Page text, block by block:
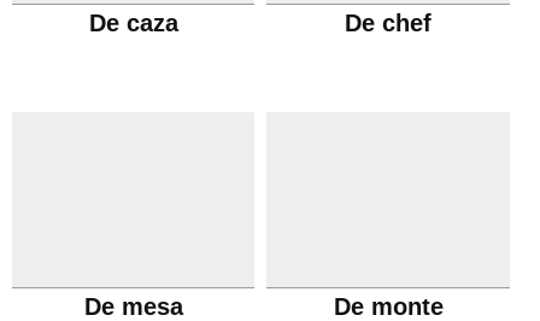
De caza De chef
De mesa De monte